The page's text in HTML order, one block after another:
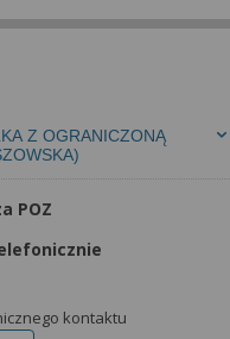
Z OGRANICZONĄ
POZ
kontaktu